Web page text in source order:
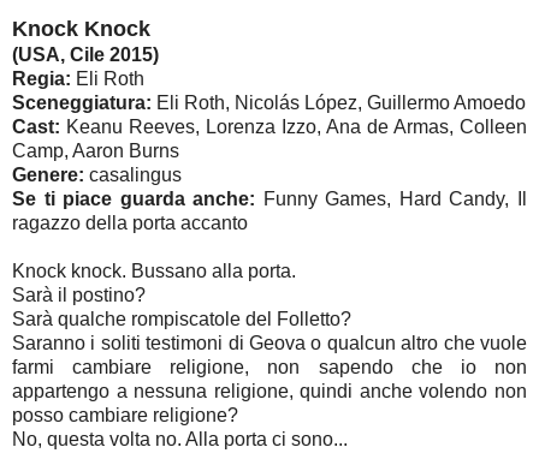
Knock Knock
(USA, Cile 2015)
Regia: Eli Roth
Sceneggiatura: Eli Roth, Nicolás López, Guillermo Amoedo
Cast: Keanu Reeves, Lorenza Izzo, Ana de Armas, Colleen
Camp, Aaron Burns
Genere: casalingus
Se ti piace guarda anche: Funny Games, Hard Candy, Il
ragazzo della porta accanto
Knock knock. Bussano alla porta.
Sarà il postino?
Sarà qualche rompiscatole del Folletto?
Saranno i soliti testimoni di Geova o qualcun altro che vuole
farmi cambiare religione, non sapendo che io non
appartengo a nessuna religione, quindi anche volendo non
posso cambiare religione?
No, questa volta no. Alla porta ci sono...